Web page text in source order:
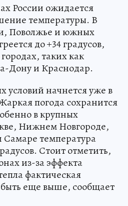
России ожидается
температуры. В
Поволжье и южных
до +34 градусов,
таких как
Дону и Краснодар.
условий начнется уже в
погода сохранится
в крупных
Нижнем Новгороде,
температура
Стоит отметить,
из-за эффекта
фактическая
еще выше, сообщает